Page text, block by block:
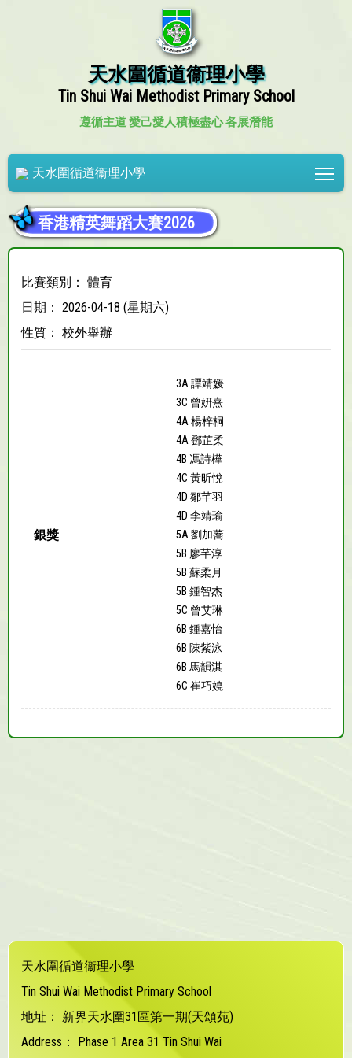
天水圍循道衞理小學
Tin Shui Wai Methodist Primary School
遵循主道 愛己愛人積極盡心 各展潛能
天水圍循道衞理小學
香港精英舞蹈大賽2026
比賽類別： 體育
日期： 2026-04-18 (星期六)
性質： 校外舉辦
銀獎
3A 譚靖媛
3C 曾姸熹
4A 楊梓桐
4A 鄧芷柔
4B 馮詩樺
4C 黃昕悅
4D 鄒芊羽
4D 李靖瑜
5A 劉加蕎
5B 廖芊淳
5B 蘇柔月
5B 鍾智杰
5C 曾艾琳
6B 鍾嘉怡
6B 陳紫泳
6B 馬韻淇
6C 崔巧嬈
天水圍循道衞理小學
Tin Shui Wai Methodist Primary School
地址：
新界天水圍31區第一期(天頌苑)
Address：
Phase 1 Area 31 Tin Shui Wai